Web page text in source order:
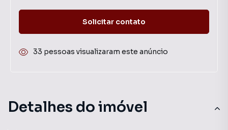
Detalhes do imóvel
Solicitar contato
33 pessoas visualizaram este anúncio